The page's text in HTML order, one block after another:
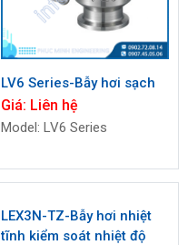
LV6 Series-Bẫy hơi sạch
Giá: Liên hệ
Model: LV6 Series
LEX3N-TZ-Bẫy hơi nhiệt
tĩnh kiểm soát nhiệt độ